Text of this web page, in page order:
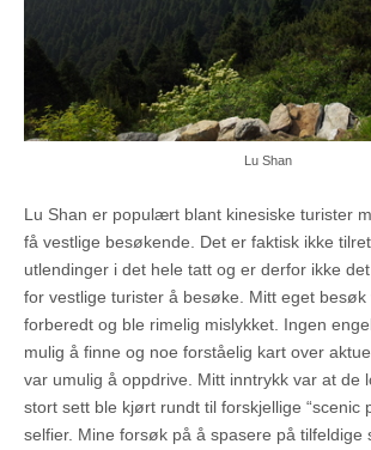
Lu Shan
Lu Shan er populært blant kinesiske turister
få vestlige besøkende. Det er faktisk ikke
utlendinger i det hele tatt og er derfor ikke
for vestlige turister å besøke. Mitt eget besøk
forberedt og ble rimelig mislykket. Ingen
mulig å finne og noe forståelig kart over
var umulig å oppdrive. Mitt inntrykk var at de
stort sett ble kjørt rundt til forskjellige “scenic
selfier. Mine forsøk på å spasere på tilfeldige